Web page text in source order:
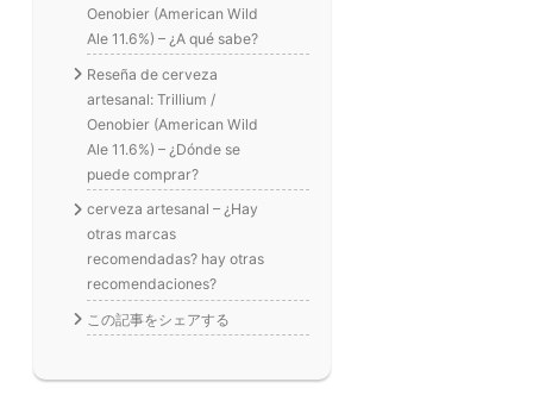
Oenobier (American Wild
Ale 11.6%) – ¿A qué sabe?
Reseña de cerveza
artesanal: Trillium /
Oenobier (American Wild
Ale 11.6%) – ¿Dónde se
puede comprar?
cerveza artesanal – ¿Hay
otras marcas
recomendadas? hay otras
recomendaciones?
この記事をシェアする